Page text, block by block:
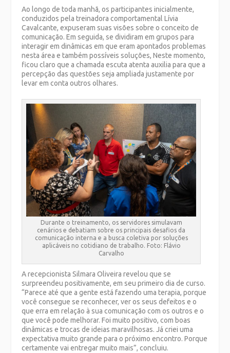
Ao longo de toda manhã, os participantes inicialmente,
conduzidos pela treinadora comportamental Lívia
Cavalcante, expuseram suas visões sobre o conceito de
comunicação. Em seguida, se dividiram em grupos para
interagir em dinâmicas em que eram apontados problemas
nesta área e também possíveis soluções, Neste momento,
ficou claro que a chamada escuta atenta auxilia para que a
percepção das questões seja ampliada justamente por
levar em conta outros olhares.
Durante o treinamento, os servidores simulavam
cenários e debatiam sobre os principais desafios da
comunicação interna e a busca coletiva por soluções
aplicáveis no cotidiano de trabalho. Foto: Flávio
Carvalho
A recepcionista Silmara Oliveira revelou que se
surpreendeu positivamente, em seu primeiro dia de curso.
“Parece até que a gente está fazendo uma terapia, porque
você consegue se reconhecer, ver os seus defeitos e o
que erra em relação à sua comunicação com os outros e o
que você pode melhorar. Foi muito positivo, com boas
dinâmicas e trocas de ideias maravilhosas. Já criei uma
expectativa muito grande para o próximo encontro. Porque
certamente vai entregar muito mais”, concluiu.